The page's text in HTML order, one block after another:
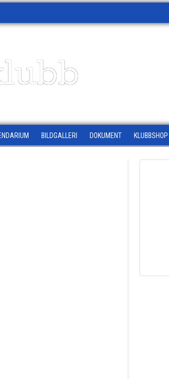
BILDGALLERI DOKUMENT KLUBBSHOP